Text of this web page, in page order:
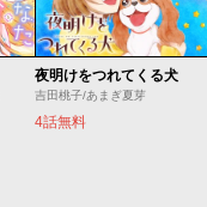
夜明けをつれてくる犬
吉田桃子/あまぎ夏芽
4話無料